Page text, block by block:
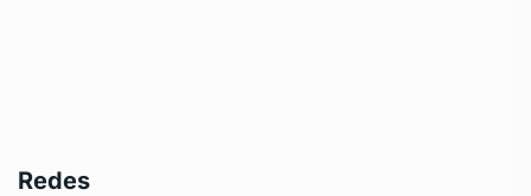
Redes